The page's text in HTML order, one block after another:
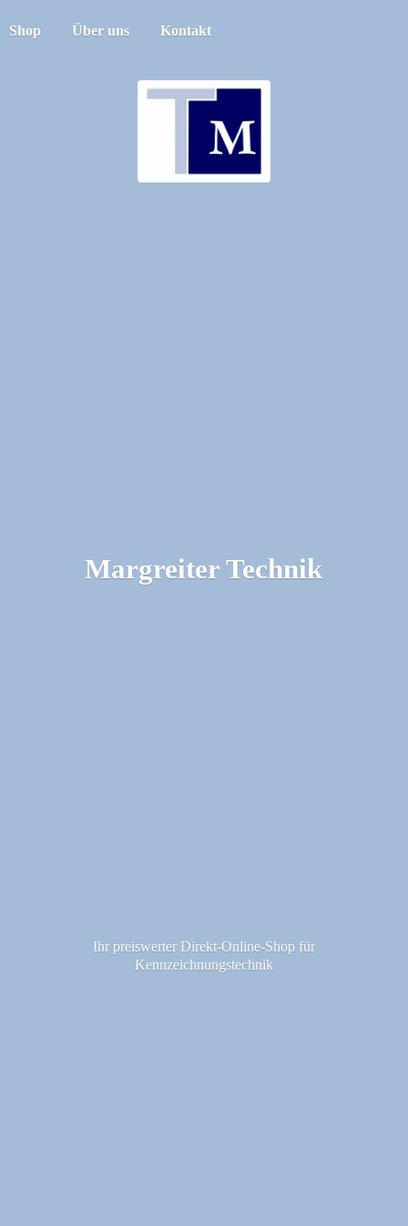
Shop Über uns Kontakt
Margreiter Technik
Ihr preiswerter Direkt-Online-Shop für
Kennzeichnungstechnik